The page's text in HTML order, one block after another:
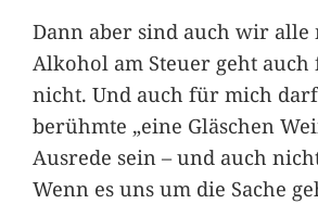
Dann aber sind auch wir alle
Alkohol am Steuer geht
nicht. Und auch für mich
berühmte „eine Gläschen
Ausrede sein – und auch
Wenn es uns um die Sache